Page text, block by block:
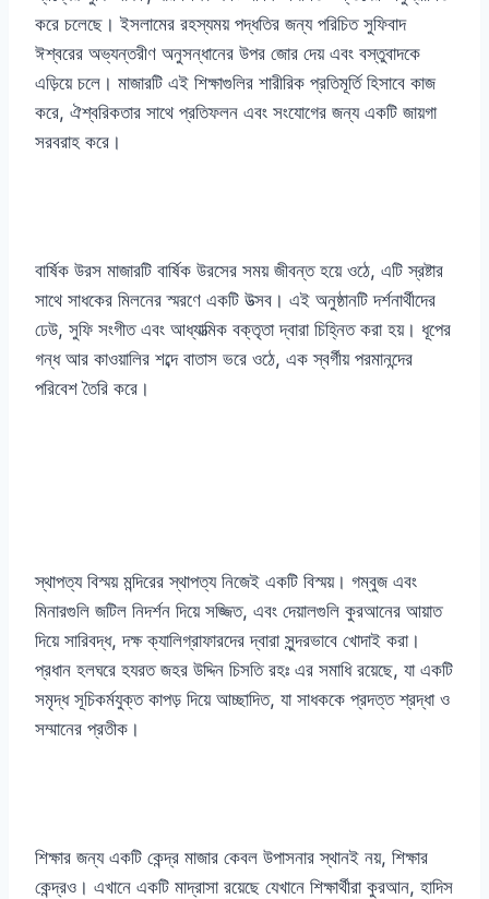
করে চলেছে। ইসলামের রহস্যময় পদ্ধতির জন্য পরিচিত সুফিবাদ
ঈশ্বরের অভ্যন্তরীণ অনুসন্ধানের উপর জোর দেয় এবং বস্তুবাদকে
এড়িয়ে চলে। মাজারটি এই শিক্ষাগুলির শারীরিক প্রতিমূর্তি হিসাবে কাজ
করে, ঐশ্বরিকতার সাথে প্রতিফলন এবং সংযোগের জন্য একটি জায়গা
সরবরাহ করে।
বার্ষিক উরস মাজারটি বার্ষিক উরসের সময় জীবন্ত হয়ে ওঠে, এটি স্রষ্টার
সাথে সাধকের মিলনের স্মরণে একটি উত্সব। এই অনুষ্ঠানটি দর্শনার্থীদের
ঢেউ, সুফি সংগীত এবং আধ্যাত্মিক বক্তৃতা দ্বারা চিহ্নিত করা হয়। ধূপের
গন্ধ আর কাওয়ালির শব্দে বাতাস ভরে ওঠে, এক স্বর্গীয় পরমানন্দের
পরিবেশ তৈরি করে।
স্থাপত্য বিস্ময় মন্দিরের স্থাপত্য নিজেই একটি বিস্ময়। গম্বুজ এবং
মিনারগুলি জটিল নিদর্শন দিয়ে সজ্জিত, এবং দেয়ালগুলি কুরআনের আয়াত
দিয়ে সারিবদ্ধ, দক্ষ ক্যালিগ্রাফারদের দ্বারা সুন্দরভাবে খোদাই করা।
প্রধান হলঘরে হযরত জহর উদ্দিন চিসতি রহঃ এর সমাধি রয়েছে, যা একটি
সমৃদ্ধ সূচিকর্মযুক্ত কাপড় দিয়ে আচ্ছাদিত, যা সাধককে প্রদত্ত শ্রদ্ধা ও
সম্মানের প্রতীক।
শিক্ষার জন্য একটি কেন্দ্র মাজার কেবল উপাসনার স্থানই নয়, শিক্ষার
কেন্দ্রও। এখানে একটি মাদ্রাসা রয়েছে যেখানে শিক্ষার্থীরা কুরআন, হাদিস